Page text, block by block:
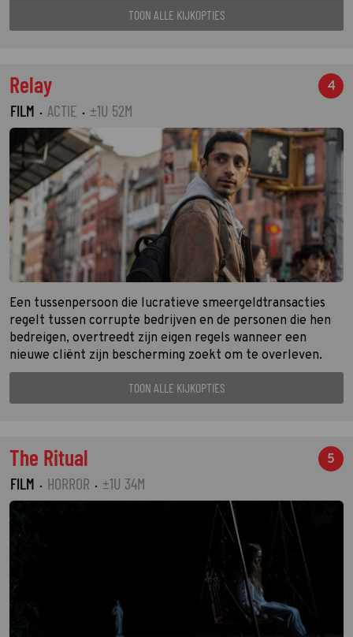
TOON ALLE KIJKOPTIES
Relay 4
FILM · ACTIE · ±1U 52M
Een tussenpersoon die lucratieve smeergeldtransacties
regelt tussen corrupte bedrijven en de personen die hen
bedreigen, overtreedt zijn eigen regels wanneer een
nieuwe cliënt zijn bescherming zoekt om te overleven.
TOON ALLE KIJKOPTIES
The Ritual 5
FILM · HORROR · ±1U 34M